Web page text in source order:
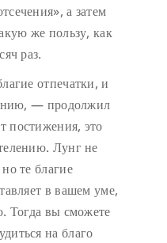
а затем
же пользу, как
раз.
отпечатки, и
— продолжил
это
Лунг не
те благие
в вашем уме,
Тогда вы сможете
на благо